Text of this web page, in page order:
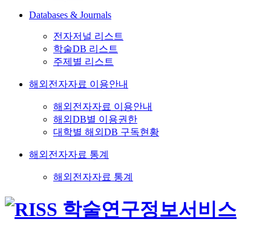
Databases & Journals
전자저널 리스트
학술DB 리스트
주제별 리스트
해외전자자료 이용안내
해외전자자료 이용안내
해외DB별 이용권한
대학별 해외DB 구독현황
해외전자자료 통계
해외전자자료 통계